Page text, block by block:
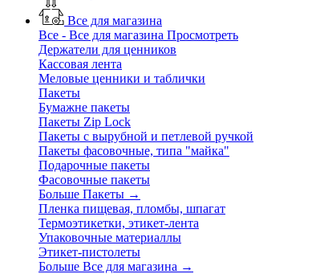
Все для магазина
Все - Все для магазина Просмотреть
Держатели для ценников
Кассовая лента
Меловые ценники и таблички
Пакеты
Бумажне пакеты
Пакеты Zip Lock
Пакеты с вырубной и петлевой ручкой
Пакеты фасовочные, типа "майка"
Подарочные пакеты
Фасовочные пакеты
Больше Пакеты →
Пленка пищевая, пломбы, шпагат
Термоэтикетки, этикет-лента
Упаковочные материаллы
Этикет-пистолеты
Больше Все для магазина →